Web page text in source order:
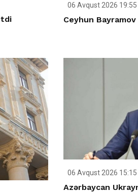
06 Avqust 2026 19:55
Ceyhun
06 Avqust 2026 15:15
Azərbaycan